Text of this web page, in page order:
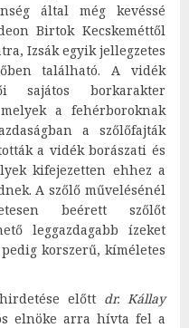
által még kevéssé
Birtok Kecskeméttől
Izsák egyik jellegzetes
található. A vidék
sajátos borkarakter
a fehérboroknak
a szőlőfajták
a vidék borászati és
kifejezetten ehhez a
A szőlő művelésénél
beérett szőlőt
leggazdagabb ízeket
korszerű, kíméletes
előtt dr. Kállay
elnöke arra hívta fel a